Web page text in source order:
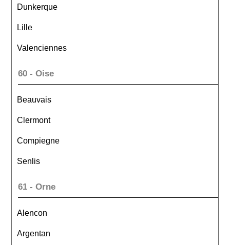
Dunkerque
Lille
Valenciennes
60 - Oise
Beauvais
Clermont
Compiegne
Senlis
61 - Orne
Alencon
Argentan